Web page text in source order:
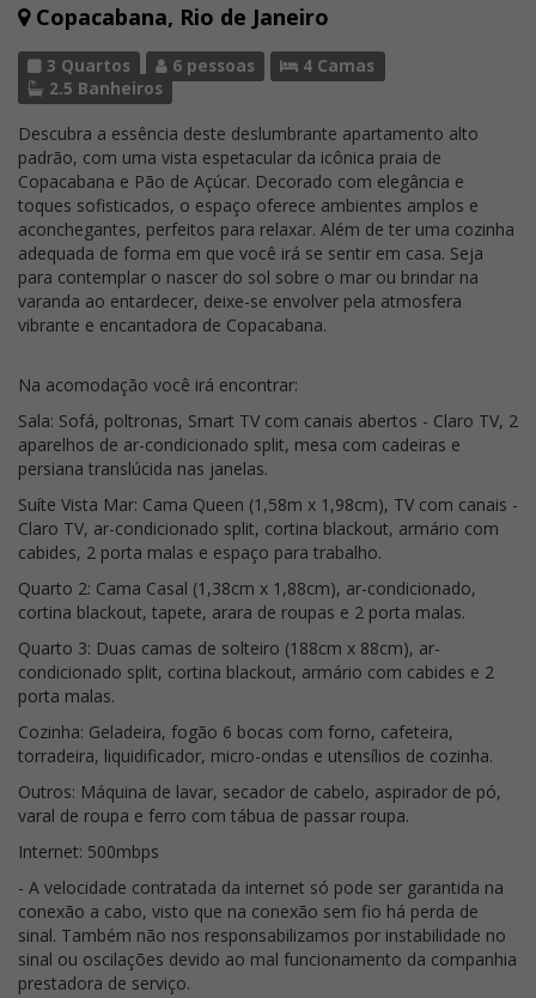
Copacabana, Rio de Janeiro
3 Quartos 6 pessoas
4 Camas
2.5 Banheiros
Descubra a essência deste deslumbrante apartamento alto
padrão, com uma vista espetacular da icônica praia de
Copacabana e Pão de Açúcar. Decorado com elegância e
toques sofisticados, o espaço oferece ambientes amplos e
aconchegantes, perfeitos para relaxar. Além de ter uma cozinha
adequada de forma em que você irá se sentir em casa. Seja
para contemplar o nascer do sol sobre o mar ou brindar na
varanda ao entardecer, deixe-se envolver pela atmosfera
vibrante e encantadora de Copacabana.
Na acomodação você irá encontrar:
Sala: Sofá, poltronas, Smart TV com canais abertos - Claro TV, 2
aparelhos de ar-condicionado split, mesa com cadeiras e
persiana translúcida nas janelas.
Suíte Vista Mar: Cama Queen (1,58m x 1,98cm), TV com canais -
Claro TV, ar-condicionado split, cortina blackout, armário com
cabides, 2 porta malas e espaço para trabalho.
Quarto 2: Cama Casal (1,38cm x 1,88cm), ar-condicionado,
cortina blackout, tapete, arara de roupas e 2 porta malas.
Quarto 3: Duas camas de solteiro (188cm x 88cm), ar-
condicionado split, cortina blackout, armário com cabides e 2
porta malas.
Cozinha: Geladeira, fogão 6 bocas com forno, cafeteira,
torradeira, liquidificador, micro-ondas e utensílios de cozinha.
Outros: Máquina de lavar, secador de cabelo, aspirador de pó,
varal de roupa e ferro com tábua de passar roupa.
Internet: 500mbps
- A velocidade contratada da internet só pode ser garantida na
conexão a cabo, visto que na conexão sem fio há perda de
sinal. Também não nos responsabilizamos por instabilidade no
sinal ou oscilações devido ao mal funcionamento da companhia
prestadora de serviço.